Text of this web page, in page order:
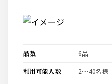
品数 6品
利用可能人数 2〜40名様